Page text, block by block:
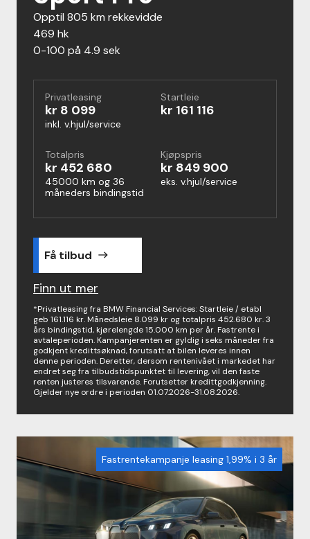
opptil 805 km rekkevidde
469 hk
0-100 på 4.9 sek
Privatleasing
kr 8 099
inkl. v.hjul/service
Startleie
kr 161 116
Totalpris
kr 452 680
45000 km og 36
måneders bindingstid
Kjøpspris
kr 849 900
eks. v.hjul/service
Få tilbud east
Finn ut mer
*Privatleasing fra BMW Financial Services: Startleie / etabl
geb 161.116 kr. Månedsleie 8.099 kr og totalpris 452.680 kr. 3
års bindingstid, kjørelengde 15.000 km per år. Fastrente i
avtaleperioden. Kampanjerenten er gyldig i seks måneder fra
godkjent kredittsøknad, forutsatt at bilen leveres innen
denne perioden. Deretter, dersom rentenivået i markedet har
endret seg fra tilbudstidspunktet til levering, vil den faste
renten justeres tilsvarende. Forutsetter kredittgodkjenning.
Gjelder nye ordre i perioden 01.07.2026-31.08.2026.
Fastrentekampanje leasing 1,99% i 3 år